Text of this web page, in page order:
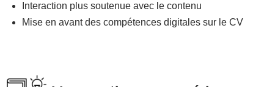
Interaction plus soutenue avec le contenu
Mise en avant des compétences digitales sur le CV